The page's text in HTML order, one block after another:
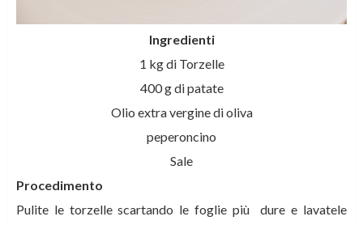
Ingredienti
1 kg di Torzelle
400 g di patate
Olio extra vergine di oliva
peperoncino
Sale
Procedimento
Pulite le torzelle scartando le foglie più dure e lavatele